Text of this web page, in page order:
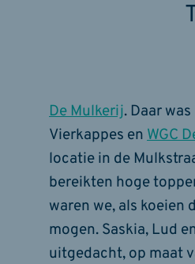
De Mulkerij. Daar
Vierkappes en WGC
locatie in de
bereikten hoge
waren we, als koeien
mogen. Saskia, Lud
uitgedacht, op maat